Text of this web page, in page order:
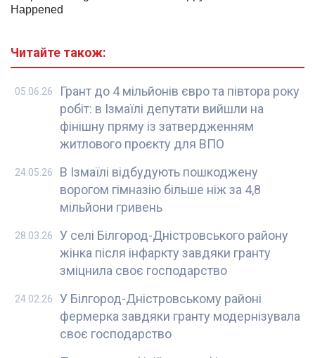
Читайте також:
Грант до 4 мільйонів євро та півтора року
робіт: в Ізмаїлі депутати вийшли на
фінішну пряму із затвердженням
житлового проєкту для ВПО
05.06.26
В Ізмаїлі відбудують пошкоджену
ворогом гімназію більше ніж за 4,8
мільйони гривень
24.05.26
У селі Білгород-Дністровського району
жінка після інфаркту завдяки гранту
зміцнила своє господарство
28.03.26
У Білгород-Дністровському районі
фермерка завдяки гранту модернізувала
своє господарство
24.02.26